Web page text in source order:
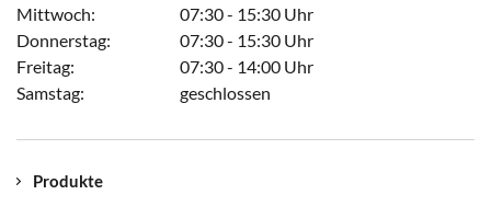
Mittwoch:
07:30 - 15:30 Uhr
Donnerstag:
07:30 - 15:30 Uhr
Freitag:
07:30 - 14:00 Uhr
Samstag:
geschlossen
Produkte